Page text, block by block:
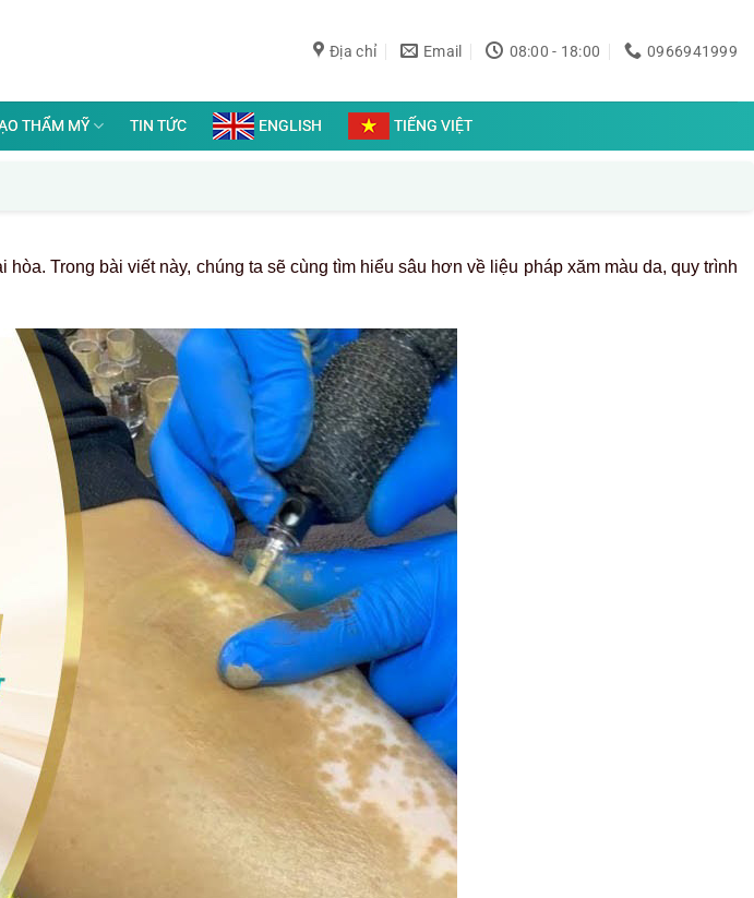
Địa chỉ Email 08:00 - 18:00 0966941999
THẨM MỸ TIN TỨC ENGLISH TIẾNG VIỆT
hòa. Trong bài viết này, chúng ta sẽ cùng tìm hiểu sâu hơn về liệu pháp xăm màu da, quy trình